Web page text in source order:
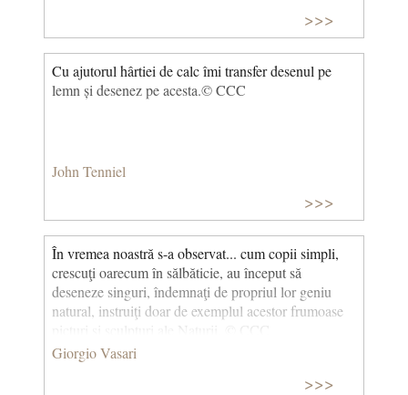
>>>
Cu ajutorul hârtiei de calc îmi transfer desenul pe
lemn și desenez pe acesta. ​© CCC
John Tenniel
>>>
În vremea noastră s-a observat... cum copii simpli,
crescuţi oarecum în sălbăticie, au început să
deseneze singuri, îndemnaţi de propriul lor geniu
natural, instruiţi doar de exemplul acestor frumoase
picturi şi sculpturi ale Naturii. © CCC
Giorgio Vasari
>>>